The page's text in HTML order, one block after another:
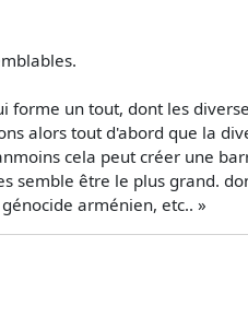
forme un tout, dont les
alors tout d'abord que la
cela peut créer une
être le plus grand.
etc.. »